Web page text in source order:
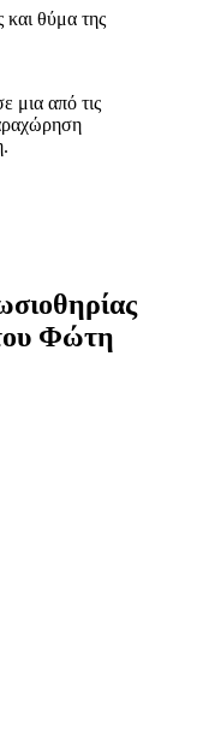
θύμα της
μια από τις
Φώτη